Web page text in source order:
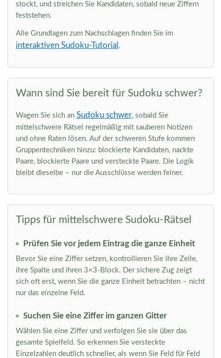
stockt, und streichen Sie Kandidaten, sobald neue Ziffern
feststehen.
Alle Grundlagen zum Nachschlagen finden Sie im
interaktiven Sudoku-Tutorial .
Wann sind Sie bereit für Sudoku schwer?
Wagen Sie sich an Sudoku schwer, sobald Sie
mittelschwere Rätsel regelmäßig mit sauberen Notizen
und ohne Raten lösen. Auf der schweren Stufe kommen
Gruppentechniken hinzu: blockierte Kandidaten, nackte
Paare, blockierte Paare und versteckte Paare. Die Logik
bleibt dieselbe – nur die Ausschlüsse werden feiner.
Tipps für mittelschwere Sudoku-Rätsel
Prüfen Sie vor jedem Eintrag die ganze Einheit
Bevor Sie eine Ziffer setzen, kontrollieren Sie ihre Zeile,
ihre Spalte und ihren 3×3-Block. Der sichere Zug zeigt
sich oft erst, wenn Sie die ganze Einheit betrachten – nicht
nur das einzelne Feld.
Suchen Sie eine Ziffer im ganzen Gitter
Wählen Sie eine Ziffer und verfolgen Sie sie über das
gesamte Spielfeld. So erkennen Sie versteckte
Einzelzahlen deutlich schneller, als wenn Sie Feld für Feld